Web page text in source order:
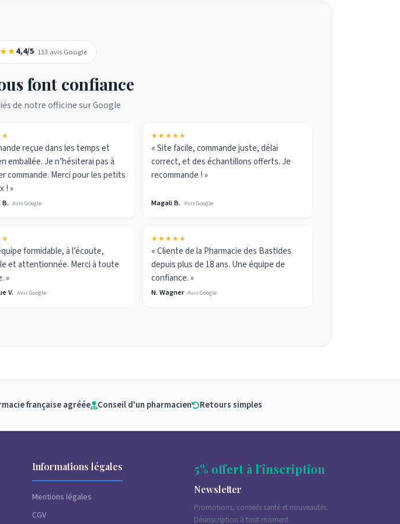
4,4/5· 133 avis Google
font confiance
de notre officine sur Google
reçue dans les temps et
emballée. Je n’hésiterai pas à
commande. Merci pour les petits
! »
Avis Google
★★★★★
« Site facile, commande juste, délai
correct, et des échantillons offerts. Je
recommande ! »
Magali B. Avis Google
formidable, à l’écoute,
et attentionnée. Merci à toute
»
V. Avis Google
★★★★★
« Cliente de la Pharmacie des Bastides
depuis plus de 18 ans. Une équipe de
confiance. »
N. Wagner Avis Google
française agréée Conseil d'un pharmacien Retours simples
Informations légales
Mentions légales
CGV
5% offert à l'inscription
Newsletter
Promotions, conseils santé et nouveautés.
Désinscription à tout moment.